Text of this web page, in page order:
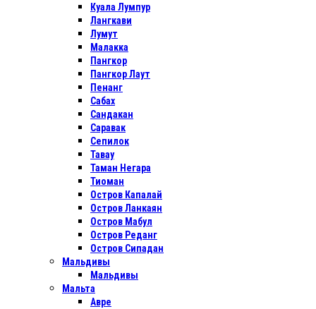
Куала Лумпур
Лангкави
Лумут
Малакка
Пангкор
Пангкор Лаут
Пенанг
Сабах
Сандакан
Саравак
Сепилок
Тавау
Таман Негара
Тиоман
Остров Капалай
Остров Ланкаян
Остров Мабул
Остров Реданг
Остров Сипадан
Мальдивы
Мальдивы
Мальта
Авре